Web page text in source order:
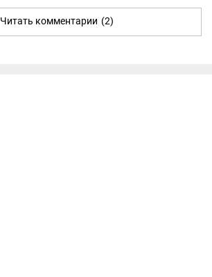
Читать комментарии (2)